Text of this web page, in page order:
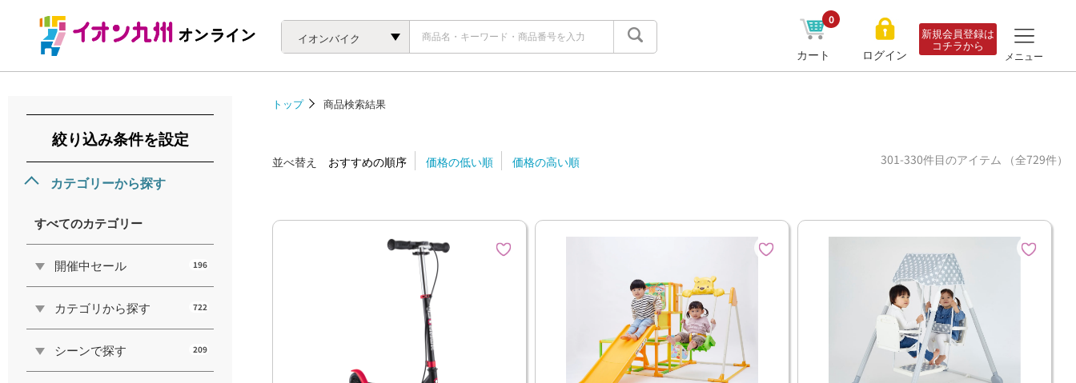
イオンバイク
カート
0
ログイン
新規会員登録は
コチラから
メニュー
絞り込み条件を設定
カテゴリーから探す
すべてのカテゴリー
開催中セール 196
カテゴリから探す 722
シーンで探す 209
トップ 商品検索結果
並べ替え おすすめの順序 価格の低い順 価格の高い順 301-330件目のアイテム （全729件）